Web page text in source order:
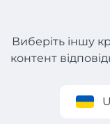
Реєстрація
Виберіть іншу
контент
Побутова
доставкою в